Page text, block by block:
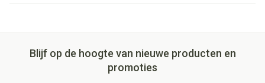
Blijf op de hoogte van nieuwe producten en
promoties